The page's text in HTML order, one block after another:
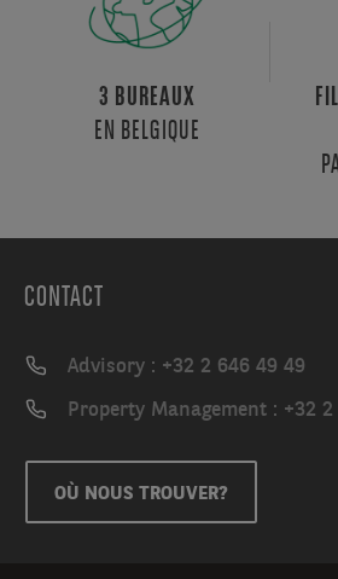
3 BUREAUX
EN BELGIQUE
CONTACT
Advisory : +32 2 646 49 49
Property Management : +32
OÙ NOUS TROUVER?